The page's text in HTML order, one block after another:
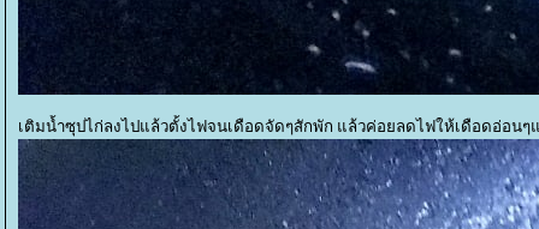
เติมน้ำซุปไก่ลงไปแล้วตั้งไฟจนเดือดจัดๆสักพัก แล้วค่อยลดไฟให้เดือดอ่อน